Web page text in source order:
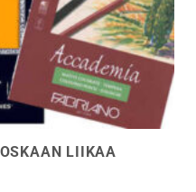
LIIKAA